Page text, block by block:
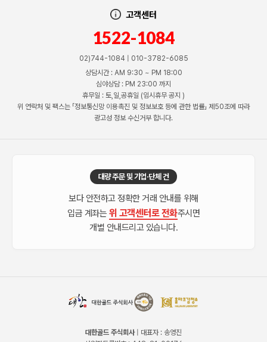
고객센터
1522-1084
02)744-1084 | 010-3782-6085
상담시간 : AM 9:30 ~ PM 18:00
심야상담 : PM 23:00 까지
휴무일 : 토,일,공휴일 (임시휴무 공지 )
위 연락처 및 팩스는 「정보통신망 이용촉진 및 정보보호 등에 관한 법률」 제50조에 따라
광고성 정보 수신거부 합니다.
대량 주문 및 기업·단체 건
보다 안전하고 정확한 거래 안내를 위해
입금 계좌는 위 고객센터로 전화주시면
개별 안내드리고 있습니다.
대한골드 주식회사| 대표자 : 송영진